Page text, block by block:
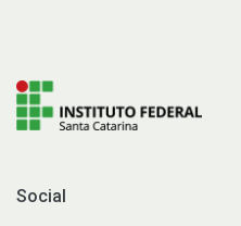
Social